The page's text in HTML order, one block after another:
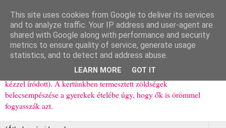
Ízőrző
Kisgyerekes család kipróbált, többnyire egészséges ételeket
bemutató receptjei a mindennapokra (mert a papírfecniket folyton
elhagyom) és gyerekeimnek ajándékba (mint régen, csak ez nem
kézzel íródott). A kertünkben termesztett zöldségek
belecsempészése a gyerekek ételébe úgy, hogy ők is örömmel
fogyasszák azt.
This site uses cookies from Google to deliver its services
and to analyze traffic. Your IP address and user-agent are
shared with Google along with performance and security
metrics to ensure quality of service, generate usage
statistics, and to detect and address abuse.
LEARN MORE GOT IT